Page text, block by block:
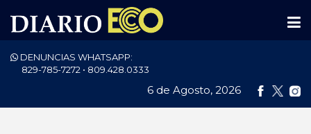
DENUNCIAS WHATSAPP:
829-785-7272 • 809.428.0333
6 de Agosto, 2026
PORTADA